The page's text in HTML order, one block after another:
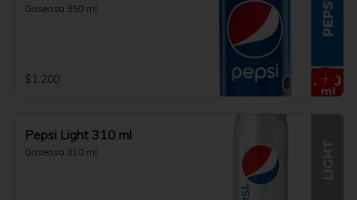
Gaseosa 350 ml
$1.200
Pepsi Light 310 ml
Gaseosa 310 ml